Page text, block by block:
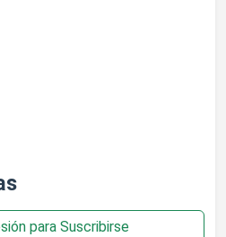
para Suscribirse